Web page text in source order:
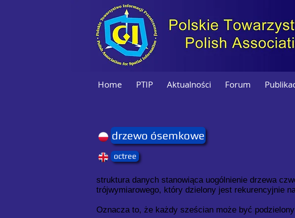
Home PTIP Aktualności Forum
drzewo ósemkowe
octree
struktura danych stanowiąca uogólnienie drzewa
trójwymiarowego, który dzielony jest rekurencyjnie
Oznacza to, że każdy sześcian może być